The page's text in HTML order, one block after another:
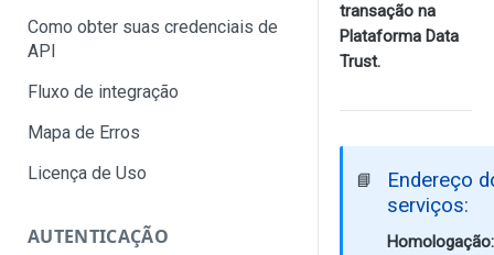
Como obter suas credenciais de
API
Fluxo de integração
Mapa de Erros
Licença de Uso
AUTENTICAÇÃO
transação na
Plataforma Data
Trust.
📘
Endereço
serviços: